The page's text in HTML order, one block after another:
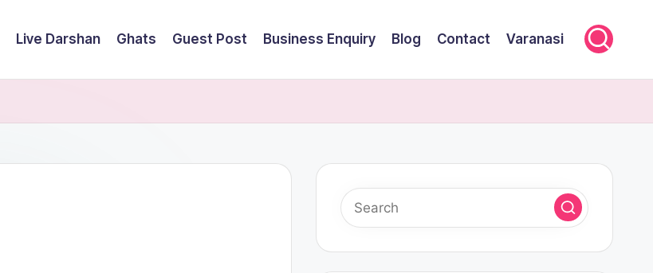
Live Darshan Ghats Guest Post Business Enquiry Blog Contact Varanasi